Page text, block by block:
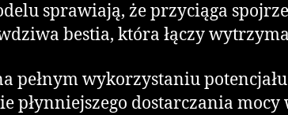
sprawiają, że przyciąga
bestia, która łączy
pełnym wykorzystaniu
płynniejszego dostarczania